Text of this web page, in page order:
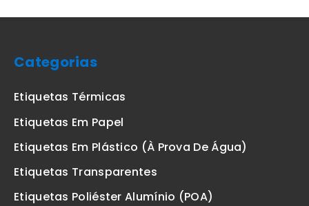
Categorias
Etiquetas Térmicas
Etiquetas Em Papel
Etiquetas Em Plástico (à Prova De Água)
Etiquetas Transparentes
Etiquetas Poliéster Alumínio (POA)